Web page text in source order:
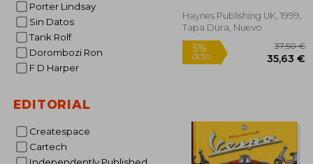
Porter Lindsay
Sin Datos
Tank Rolf
Dorombozi Ron
F D Harper
EDITORIAL
Createspace
Cartech
Haynes Publishing UK, 1999,
Tapa Dura, Nuevo
5%
dcto.